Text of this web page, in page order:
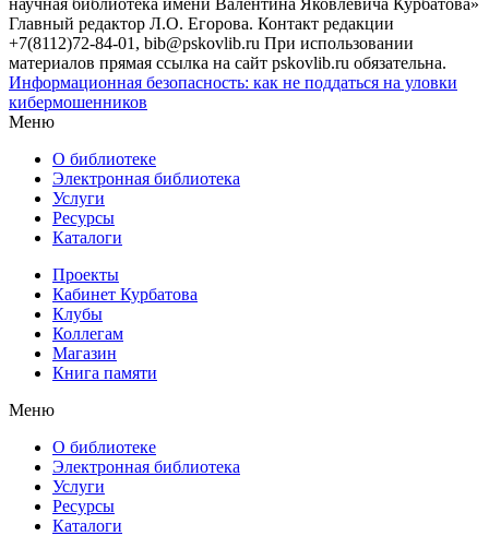
Главный редактор Л.О. Егорова. Контакт редакции
+7(8112)72-84-01, bib@pskovlib.ru При использовании
материалов прямая ссылка на сайт pskovlib.ru обязательна.
Информационная безопасность: как не поддаться на уловки
кибермошенников
Меню
О библиотеке
Электронная библиотека
Услуги
Ресурсы
Каталоги
Проекты
Кабинет Курбатова
Клубы
Коллегам
Магазин
Книга памяти
Меню
О библиотеке
Электронная библиотека
Услуги
Ресурсы
Каталоги